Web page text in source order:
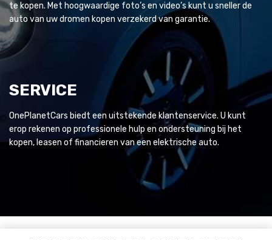
te kopen. Met hoogwaardige foto’s en video’s kunt u sneller de
auto van uw dromen kopen verzekerd van garantie.
SERVICE
OnePlanetCars biedt een uitstekende klantenservice. U kunt
erop rekenen op professionele hulp en ondersteuning bij het
kopen, leasen of financieren van een elektrische auto.